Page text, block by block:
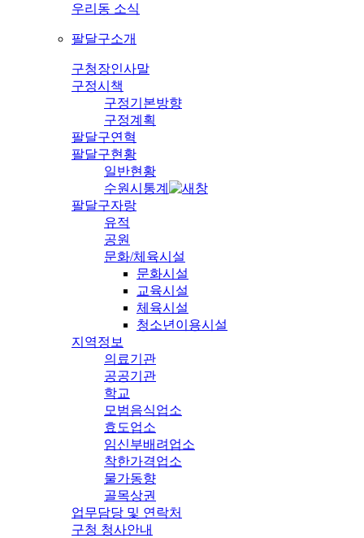
우리동 소식
팔달구소개
구청장인사말
구정시책
구정기본방향
구정계획
팔달구연혁
팔달구현황
일반현황
수원시통계
팔달구자랑
유적
공원
문화/체육시설
문화시설
교육시설
체육시설
청소년이용시설
지역정보
의료기관
공공기관
학교
모범음식업소
효도업소
임신부배려업소
착한가격업소
물가동향
골목상권
업무담당 및 연락처
구청 청사안내